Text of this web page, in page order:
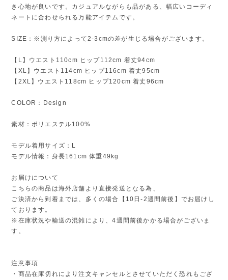
き心地が良いです。カジュアルながらも品がある、幅広いコーディ
ネートに合わせられる万能アイテムです。
SIZE：※測り方によって2-3cmの差が生じる場合がございます。
【L】ウエスト110cm ヒップ112cm 着丈94cm
【XL】ウエスト114cm ヒップ116cm 着丈95cm
【2XL】ウエスト118cm ヒップ120cm 着丈96cm
COLOR：Design
素材：ポリエステル100%
モデル着用サイズ：L
モデル情報：身長161cm 体重49kg
お届けについて
こちらの商品は海外店舗より直接発送となる為、
ご決済から到着までは、多くの場合【10日-2週間前後】でお届けし
ております。
※在庫状況や輸送の混雑により、4週間前後かかる場合がございま
す。
注意事項
・商品在庫切れにより注文キャンセルとさせていただく恐れもござ